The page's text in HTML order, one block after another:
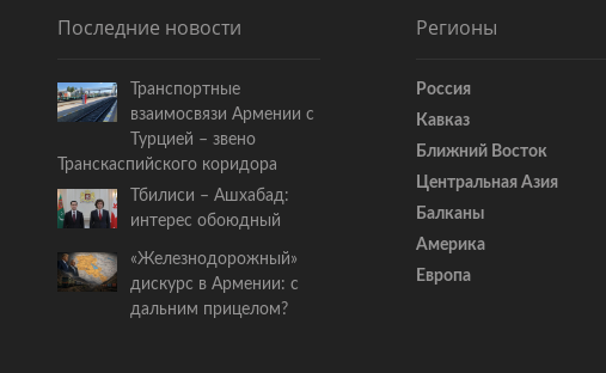
т
:
Последние новости
Транспортные
взаимосвязи Армении с
Турцией – звено
Транскаспийского коридора
Тбилиси – Ашхабад:
интерес обоюдный
«Железнодорожный»
дискурс в Армении: с
дальним прицелом?
Регионы
Россия
Кавказ
Ближний Восток
Центральная Азия
Балканы
Америка
Европа